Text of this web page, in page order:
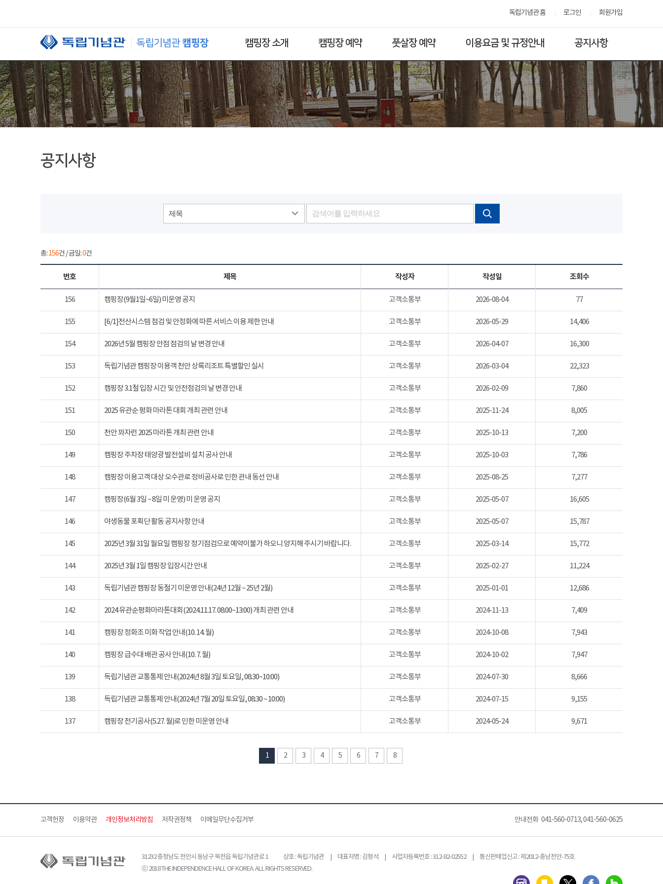
독립기념관 홈 로그인 회원가입
캠핑장 소개 캠핑장 예약 풋살장 예약 이용요금 및 규정안내 공지사항
공지사항
제목
총:156건 / 금일:0건
번호 제목 작성자 작성일 조회수
156 캠핑장(9월1일~6일) 미운영 공지 고객소통부 2026-08-04 77
155 [6/1]전산시스템 점검 및 안정화에 따른 서비스 이용 제한 안내 고객소통부 2026-05-29 14,406
154 2026년 5월 캠핑장 안점 점검의 날 변경 안내 고객소통부 2026-04-07 16,300
153 독립기념관 캠핑장 이용객 천안 상록리조트 특별할인 실시 고객소통부 2026-03-04 22,323
152 캠핑장 3.1절 입장 시간 및 안전점검의 날 변경 안내 고객소통부 2026-02-09 7,860
151 2025 유관순 평화 마라톤 대회 개최 관련 안내 고객소통부 2025-11-24 8,005
150 천안 꽈자런 2025 마라톤 개최 관련 안내 고객소통부 2025-10-13 7,200
149 캠핑장 주차장 태양광 발전설비 설치 공사 안내 고객소통부 2025-10-03 7,786
148 캠핑장 이용고객 대상 오수관로 정비공사로 인한 관내 동선 안내 고객소통부 2025-08-25 7,277
147 캠핑장(6월 3일 ~ 8일 미 운영) 미 운영 공지 고객소통부 2025-05-07 16,605
146 야생동물 포획단 활동 공지사항 안내 고객소통부 2025-05-07 15,787
145 2025년 3월 31일 월요일 캠핑장 정기점검으로 예약이불가 하오니 양지해 주시기 바랍니다. 고객소통부 2025-03-14 15,772
144 2025년 3월 1일 캠핑장 입장시간 안내 고객소통부 2025-02-27 11,224
143 독립기념관 캠핑장 동절기 미운영 안내(24년 12월 ~ 25년 2월) 고객소통부 2025-01-01 12,686
142 2024 유관순평화마라톤대회(2024.11.17. 08:00~13:00) 개최 관련 안내 고객소통부 2024-11-13 7,409
141 캠핑장 정화조 미화 작업 안내(10. 14. 월) 고객소통부 2024-10-08 7,943
140 캠핑장 급수대 배관 공사 안내(10. 7. 월) 고객소통부 2024-10-02 7,947
139 독립기념관 교통통제 안내(2024년 8월 3일 토요일, 08:30~10:00) 고객소통부 2024-07-30 8,666
138 독립기념관 교통통제 안내(2024년 7월 20일 토요일, 08:30 ~ 10:00) 고객소통부 2024-07-15 9,155
137 캠핑장 전기공사(5.27. 월)로 인한 미운영 안내 고객소통부 2024-05-24 9,671
1 2 3 4 5 6 7 8
고객헌장 이용약관 개인정보처리방침 저작권정책 이메일무단수집거부 안내전화 041-560-0713, 041-560-0625
31232 충청남도 천안시 동남구 목천읍 독립기념관로 1
상호 : 독립기념관 | 대표자명 : 김형석 | 사업자등록번호 : 312-82-02552 | 통신판매업신고 : 제2012-충남천안-75호
ⓒ 2018 THE INDEPENDENCE HALL OF KOREA. ALL RIGHTS RESERVED.